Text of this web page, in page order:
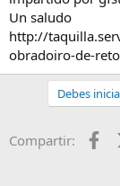
e
l
t
e
m
c
o
Un saludo
http://
obradoiro-de-
Debes
Compartir: